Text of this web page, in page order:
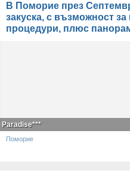
В Поморие през
закуска, с възможност
процедури, плюс
Paradise***
Поморие